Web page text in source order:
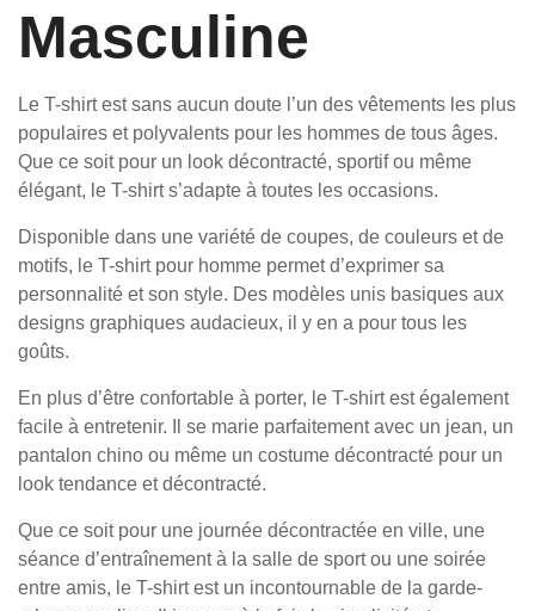
Masculine
Le T-shirt est sans aucun doute l’un des vêtements les plus
populaires et polyvalents pour les hommes de tous âges.
Que ce soit pour un look décontracté, sportif ou même
élégant, le T-shirt s’adapte à toutes les occasions.
Disponible dans une variété de coupes, de couleurs et de
motifs, le T-shirt pour homme permet d’exprimer sa
personnalité et son style. Des modèles unis basiques aux
designs graphiques audacieux, il y en a pour tous les
goûts.
En plus d’être confortable à porter, le T-shirt est également
facile à entretenir. Il se marie parfaitement avec un jean, un
pantalon chino ou même un costume décontracté pour un
look tendance et décontracté.
Que ce soit pour une journée décontractée en ville, une
séance d’entraînement à la salle de sport ou une soirée
entre amis, le T-shirt est un incontournable de la garde-